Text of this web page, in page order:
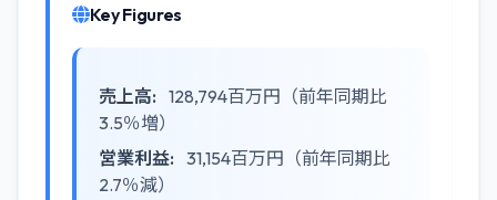
Key Figures
売上高: 128,794百万円（前年同期比
3.5％増）
営業利益: 31,154百万円（前年同期比
2.7％減）